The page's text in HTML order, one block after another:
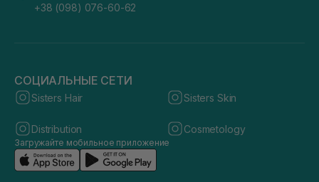
+38 (098) 076-60-62
СОЦИАЛЬНЫЕ СЕТИ
Sisters Hair Sisters Skin
Distribution Cosmetology
Загружайте мобильное приложение